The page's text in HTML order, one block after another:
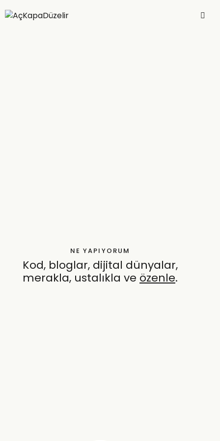
NE YAPIYORUM
Kod, bloglar, dijital dünyalar,
merakla, ustalıkla ve özenle.